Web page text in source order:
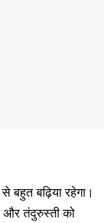
बहुत बढ़िया रहेगा।
और तंदुरुस्ती को